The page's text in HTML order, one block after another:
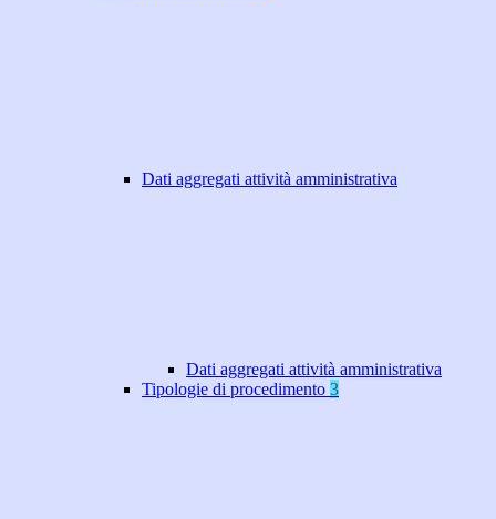
Dati aggregati attività amministrativa
Dati aggregati attività amministrativa
Tipologie di procedimento 3